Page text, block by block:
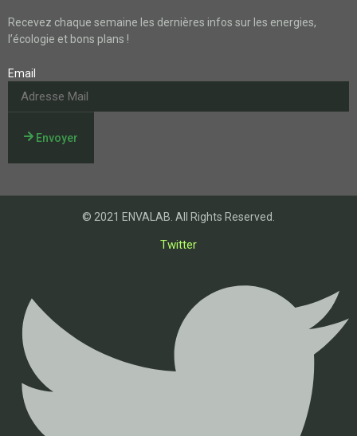
Recevez chaque semaine les dernières infos sur les energies,
l’écologie et bons plans !
Email
Envoyer
© 2021 ENVALAB. All Rights Reserved.
Twitter